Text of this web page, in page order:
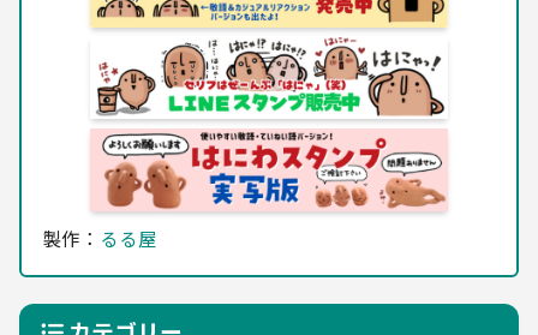
製作： るる屋